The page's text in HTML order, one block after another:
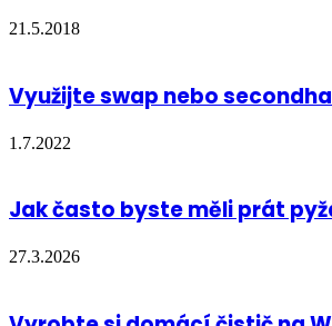
21.5.2018
Využijte swap nebo
1.7.2022
Jak často byste měli prát
27.3.2026